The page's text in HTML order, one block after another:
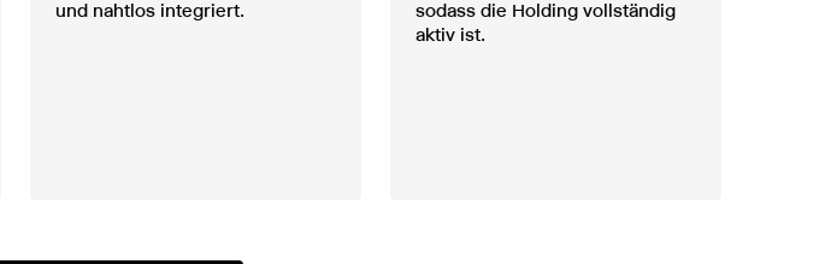
und nahtlos integriert.
sodass die Holding vollständig
aktiv ist.